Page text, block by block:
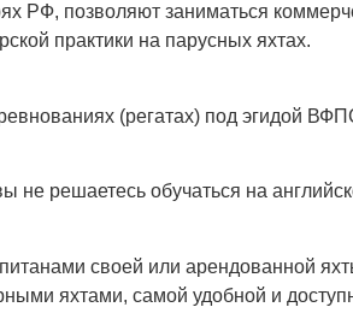
РФ, позволяют заниматься
практики на парусных яхтах.
(регатах) под эгидой
решаетесь обучаться на
своей или арендованной
яхтами, самой удобной и